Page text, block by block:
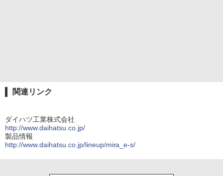
関連リンク
ダイハツ工業株式会社
http://www.daihatsu.co.jp/
製品情報
http://www.daihatsu.co.jp/lineup/mira_e-s/